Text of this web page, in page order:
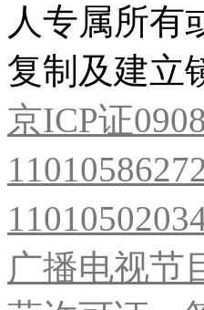
人专属所有
复制及建立
京ICP证
广播电视节